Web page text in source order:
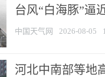
台风“白海豚”逼
中国天气网 2026-08-05
河北中南部等地